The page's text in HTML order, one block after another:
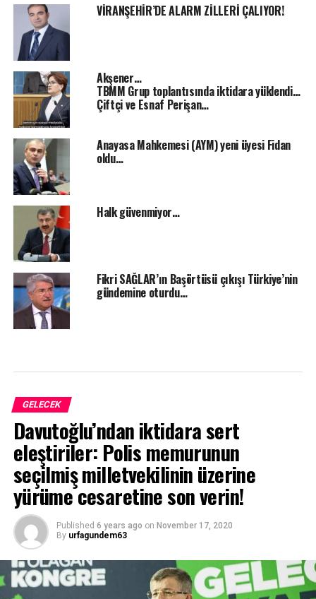
VİRANŞEHİR’DE ALARM ZİLLERİ ÇALIYOR!
Akşener…
TBMM Grup toplantısında iktidara yüklendi…
Çiftçi ve Esnaf Perişan…
Anayasa Mahkemesi (AYM) yeni üyesi Fidan
oldu…
Halk güvenmiyor…
Fikri SAĞLAR’ın Başörtüsü çıkışı Türkiye’nin
gündemine oturdu…
GELECEK
Davutoğlu’ndan iktidara sert
eleştiriler: Polis memurunun
seçilmiş milletvekilinin üzerine
yürüme cesaretine son verin!
Published 6 years ago on November 17, 2020
By urfagundem63